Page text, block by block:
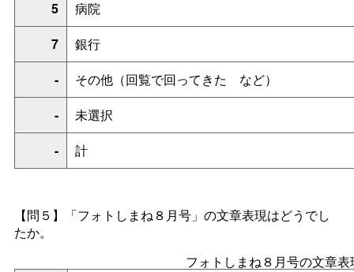
5
病院
7
銀行
-
その他（回覧で回ってきた など）
-
未選択
-
計
【問５】「フォトしまね８月号」の文章表現はどうでし
たか。
フォトしまね８月号の文章